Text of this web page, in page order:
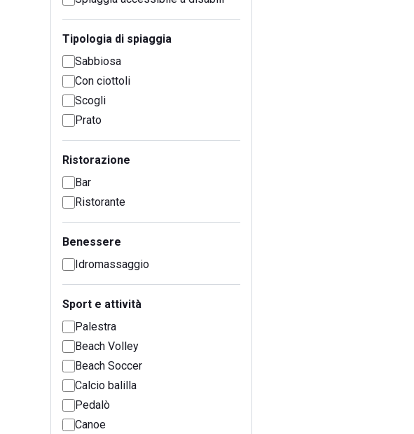
Tipologia di spiaggia
Sabbiosa
Con ciottoli
Scogli
Prato
Ristorazione
Bar
Ristorante
Benessere
Idromassaggio
Sport e attività
Palestra
Beach Volley
Beach Soccer
Calcio balilla
Pedalò
Canoe